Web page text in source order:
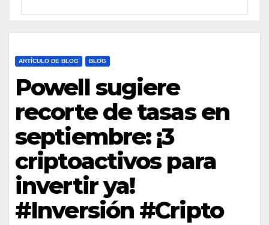
ARTÍCULO DE BLOG BLOG
Powell sugiere
recorte de tasas en
septiembre: ¡3
criptoactivos para
invertir ya!
#Inversión #Cripto